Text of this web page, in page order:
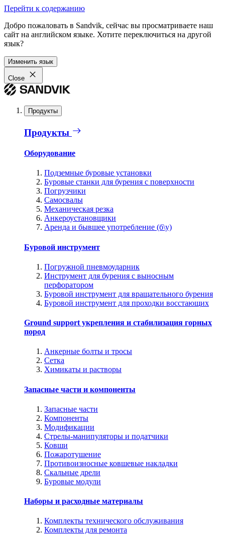
Перейти к содержанию
Добро пожаловать в Sandvik, сейчас вы просматриваете наш
сайт на английском языке. Хотите переключиться на другой
язык?
Изменить язык
Close
Продукты
Продукты
Оборудование
Подземные буровые установки
Буровые станки для бурения с поверхности
Погрузчики
Самосвалы
Механическая резка
Анкероустановщики
Аренда и бывшее употребление (б\у)
Буровой инструмент
Погружной пневмоударник
Инструмент для бурения с выносным
перфоратором
Буровой инструмент для вращательного бурения
Буровой инструмент для проходки восстающих
Ground support укрепления и стабилизация горных
пород
Анкерные болты и тросы
Сетка
Химикаты и растворы
Запасные части и компоненты
Запасные части
Компоненты
Модификации
Стрелы-манипуляторы и податчики
Ковши
Пожаротушение
Противоизносные ковшевые накладки
Скальные дрели
Буровые модули
Наборы и расходные материалы
Комплекты технического обслуживания
Комплекты для ремонта